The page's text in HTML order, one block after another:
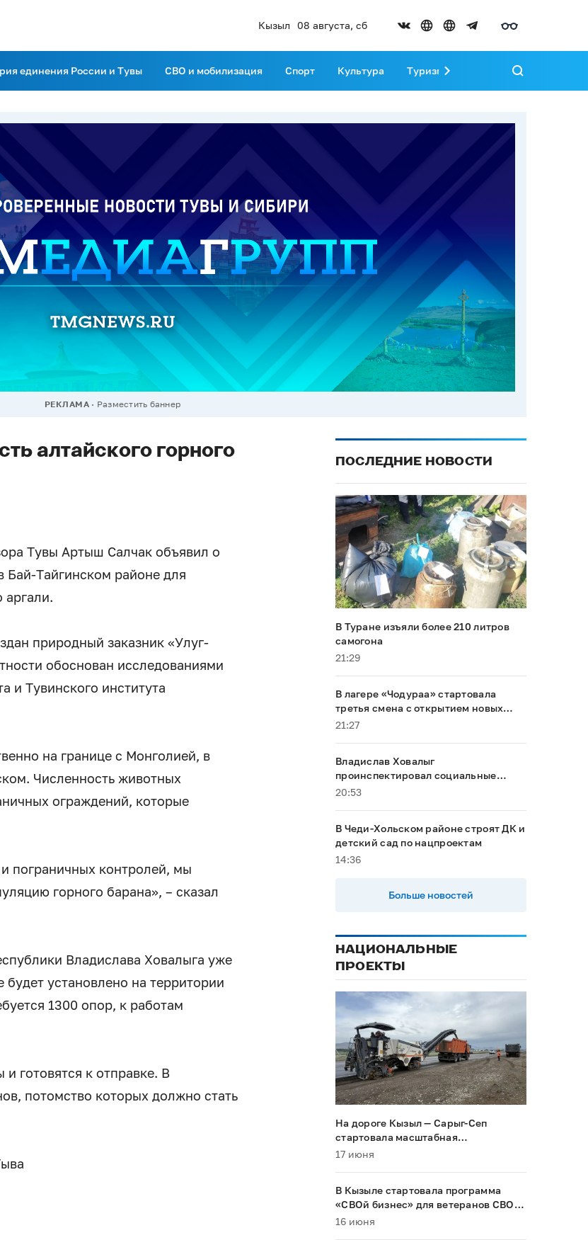
Кызыл 08 августа, сб
единения России и Тувы СВО и мобилизация Спорт Культура Туризм Развитие Тувы
РЕКЛАМА Разместить баннер
алтайского горного
Тувы Артыш Салчак объявил о
Бай-Тайгинском районе для
аргали.
природный заказник «Улуг-
обоснован исследованиями
и Тувинского института
на границе с Монголией, в
Численность животных
ограждений, которые
пограничных контролей, мы
горного барана», – сказал
Владислава Ховалыга уже
установлено на территории
1300 опор, к работам
готовятся к отправке. В
потомство которых должно стать
ПОСЛЕДНИЕ НОВОСТИ
В Туране изъяли более 210 литров
самогона
21:29
В лагере «Чодураа» стартовала
третья смена с открытием новых
корпусов
21:27
Владислав Ховалыг
проинспектировал социальные
объекты в Тандинском районе
20:53
В Чеди-Хольском районе строят ДК и
детский сад по нацпроектам
14:36
Больше новостей
НАЦИОНАЛЬНЫЕ
ПРОЕКТЫ
На дороге Кызыл — Сарыг-Сеп
стартовала масштабная
реконструкция
17 июня
В Кызыле стартовала программа
«СВОй бизнес» для ветеранов СВО и
их семей
16 июня